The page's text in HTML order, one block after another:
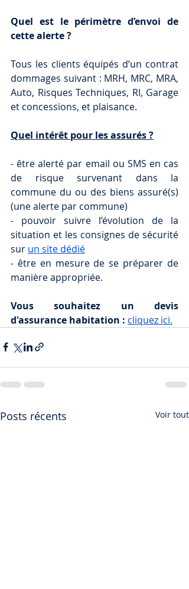
Quel est le périmètre d’envoi de
cette alerte ?
Tous les clients équipés d’un contrat
dommages suivant : MRH, MRC, MRA,
Auto, Risques Techniques, RI, Garage
et concessions, et plaisance.
Quel intérêt pour les assurés ?
- être alerté par email ou SMS en cas
de risque survenant dans la
commune du ou des biens assuré(s)
(une alerte par commune)
- pouvoir suivre l’évolution de la
situation et les consignes de sécurité
sur un site dédié
- être en mesure de se préparer de
manière appropriée.
Vous souhaitez un devis
d'assurance habitation : cliquez ici.
Posts récents Voir tout